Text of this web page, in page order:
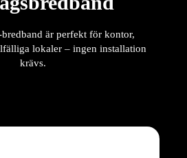
är perfekt för kontor,
lokaler – ingen installation
krävs.